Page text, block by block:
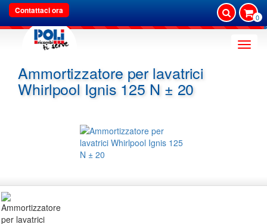
Contattaci ora
0
Toggle
Ammortizzatore per lavatrici
Whirlpool Ignis 125 N ± 20